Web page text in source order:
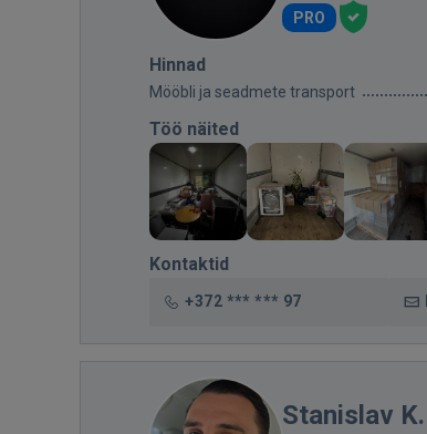
PRO
Hinnad
Mööbli ja seadmete transport
Töö näited
Kontaktid
+372 *** *** 97
Stanislav K.